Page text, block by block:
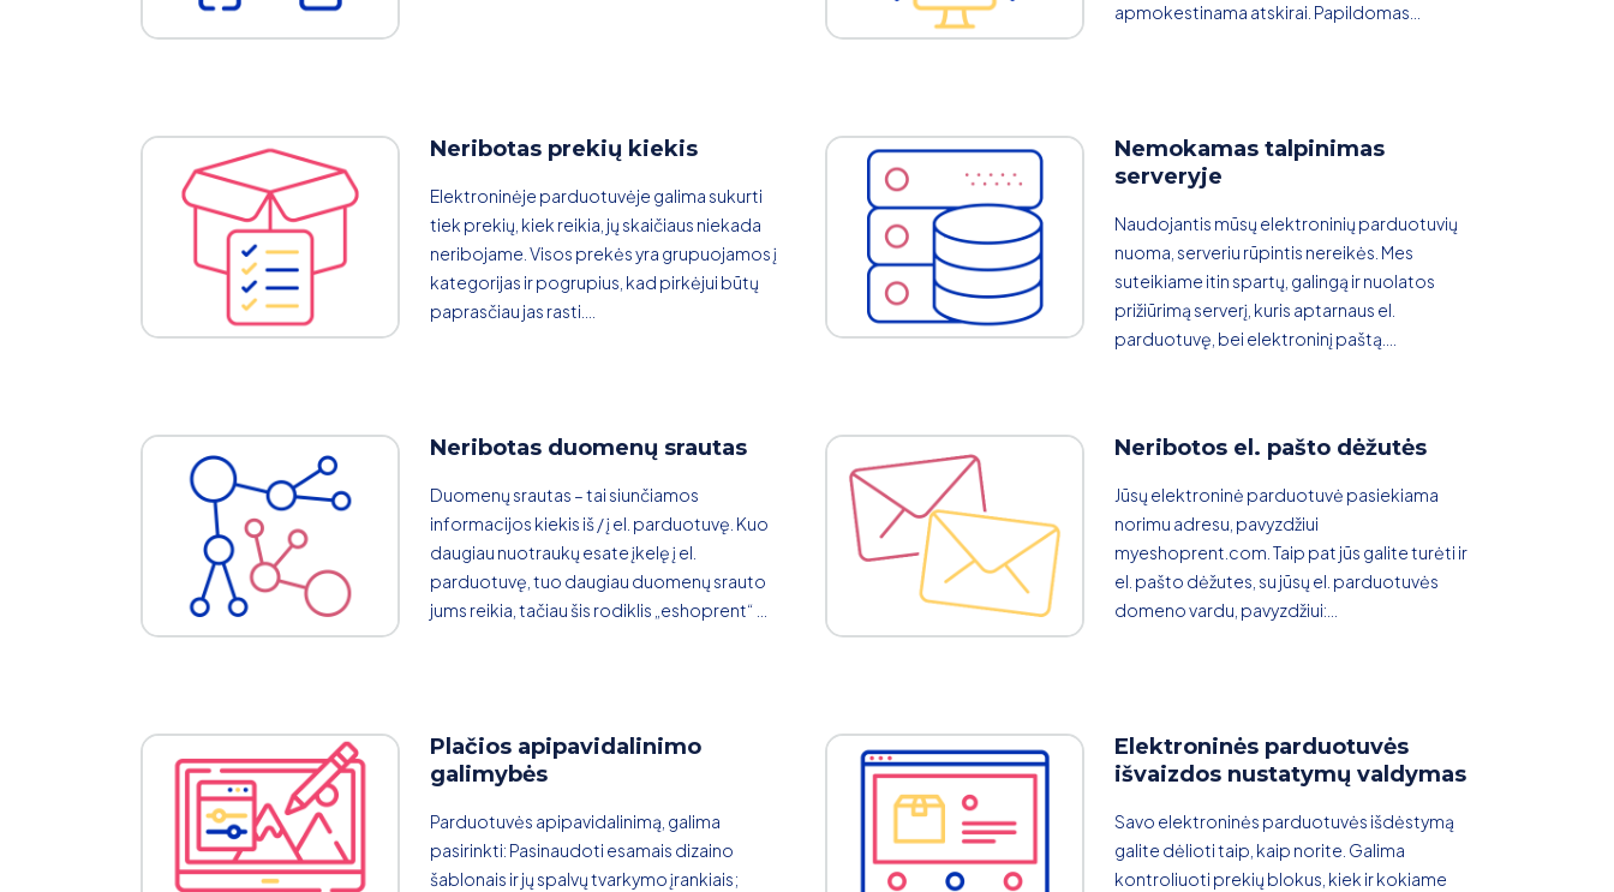
apmokestinama atskirai. Papildomas...
Neribotas prekių kiekis
Elektroninėje parduotuvėje galima sukurti
tiek prekių, kiek reikia, jų skaičiaus niekada
neribojame. Visos prekės yra grupuojamos į
kategorijas ir pogrupius, kad pirkėjui būtų
paprasčiau jas rasti....
Nemokamas talpinimas
serveryje
Naudojantis mūsų elektroninių parduotuvių
nuoma, serveriu rūpintis nereikės. Mes
suteikiame itin spartų, galingą ir nuolatos
prižiūrimą serverį, kuris aptarnaus el.
parduotuvę, bei elektroninį paštą....
Neribotas duomenų srautas
Duomenų srautas – tai siunčiamos
informacijos kiekis iš / į el. parduotuvę. Kuo
daugiau nuotraukų esate įkelę į el.
parduotuvę, tuo daugiau duomenų srauto
jums reikia, tačiau šis rodiklis „eshoprent“ ...
Neribotos el. pašto dėžutės
Jūsų elektroninė parduotuvė pasiekiama
norimu adresu, pavyzdžiui
myeshoprent.com. Taip pat jūs galite turėti ir
el. pašto dėžutes, su jūsų el. parduotuvės
domeno vardu, pavyzdžiui:...
Plačios apipavidalinimo
galimybės
Parduotuvės apipavidalinimą, galima
pasirinkti: Pasinaudoti esamais dizaino
šablonais ir jų spalvų tvarkymo įrankiais;
Elektroninės parduotuvės
išvaizdos nustatymų valdymas
Savo elektroninės parduotuvės išdėstymą
galite dėlioti taip, kaip norite. Galima
kontroliuoti prekių blokus, kiek ir kokiame